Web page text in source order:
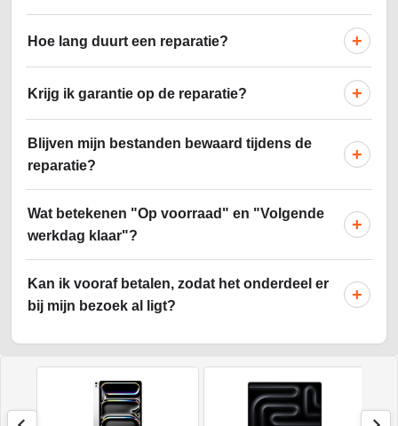
Hoe lang duurt een reparatie? +
Krijg ik garantie op de reparatie? +
Blijven mijn bestanden bewaard tijdens de
reparatie?
+
Wat betekenen "Op voorraad" en "Volgende
werkdag klaar"?
+
Kan ik vooraf betalen, zodat het onderdeel er
bij mijn bezoek al ligt?
+